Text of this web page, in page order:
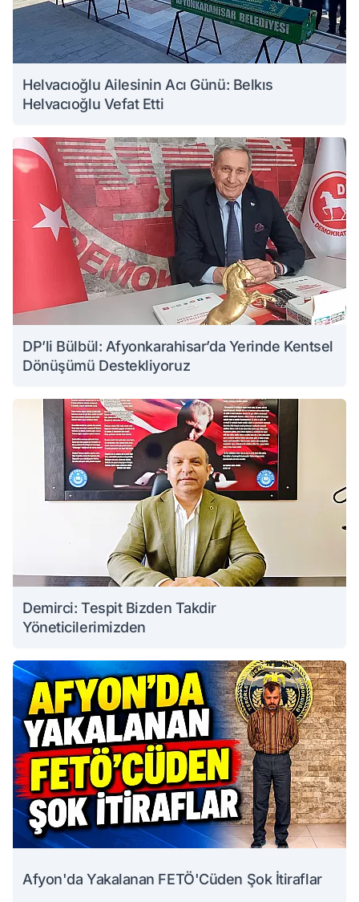
Helvacıoğlu Ailesinin Acı Günü: Belkıs
Helvacıoğlu Vefat Etti
DP’li Bülbül: Afyonkarahisar’da Yerinde Kentsel
Dönüşümü Destekliyoruz
Demirci: Tespit Bizden Takdir
Yöneticilerimizden
Afyon'da Yakalanan FETÖ'Cüden Şok İtiraflar